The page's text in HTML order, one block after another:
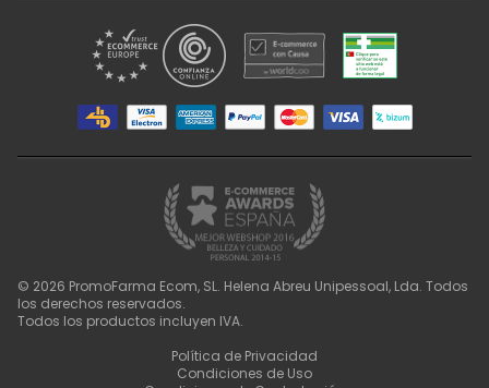
© 2026 PromoFarma Ecom, SL. Helena Abreu Unipessoal, Lda. Todos
los derechos reservados.
Todos los productos incluyen IVA.
Política de Privacidad
Condiciones de Uso